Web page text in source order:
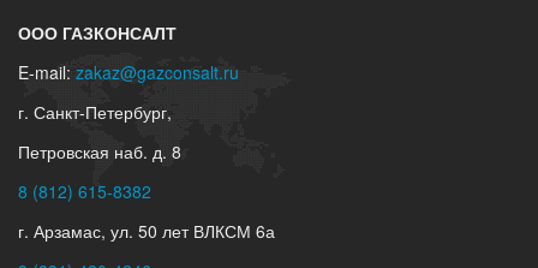
ООО ГАЗКОНСАЛТ
E-mail: zakaz@gazconsalt.ru
г. Санкт-Петербург,
Петровская наб. д. 8
8 (812) 615-8382
г. Арзамас, ул. 50 лет ВЛКСМ 6а